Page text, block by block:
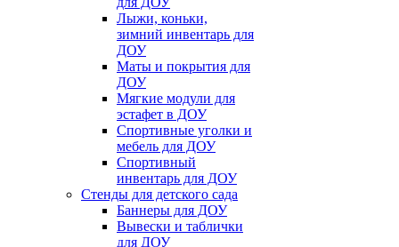
Лыжи, коньки,
зимний инвентарь для
ДОУ
Маты и покрытия для
ДОУ
Мягкие модули для
эстафет в ДОУ
Спортивные уголки и
мебель для ДОУ
Спортивный
инвентарь для ДОУ
Стенды для детского сада
Баннеры для ДОУ
Вывески и таблички
для ДОУ